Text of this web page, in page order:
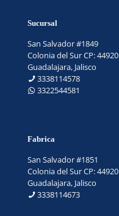
Sucursal
San Salvador #1849
Colonia del Sur CP: 44920
Guadalajara, Jalisco
3338114578
3322544581
Fabrica
San Salvador #1851
Colonia del Sur CP: 44920
Guadalajara, Jalisco
3338114673